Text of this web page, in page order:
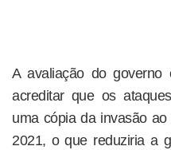
A avaliação do
acreditar que os
uma cópia da invasão
2021, o que reduziria a